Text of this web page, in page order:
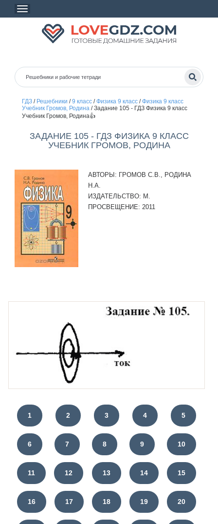
ГДЗ/ Решебники /9 класс/Физика 9 класс/Физика 9 класс
Учебник Громов, Родина/Задание 105 - ГДЗ Физика 9 класс
Учебник Громов, Родина👍
ЗАДАНИЕ 105 - ГДЗ ФИЗИКА 9 КЛАСС
УЧЕБНИК ГРОМОВ, РОДИНА
АВТОРЫ: ГРОМОВ С.В., РОДИНА
Н.А.
ИЗДАТЕЛЬСТВО: М.
ПРОСВЕЩЕНИЕ: 2011
1 2 3 4 5
6 7 8 9 10
11 12 13 14 15
16 17 18 19 20